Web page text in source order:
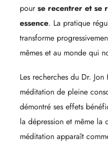
pourse recentrer et se
essence. La pratique
transforme
mêmes et au monde qui
Les recherches du Dr.
méditation de pleine
démontré ses effets
la dépression et même la
méditation apparaît